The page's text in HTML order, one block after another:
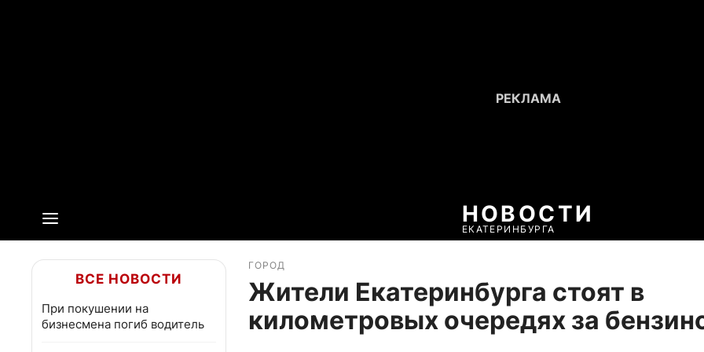
НОВОСТИ
ЕКАТЕРИНБУРГА
ВСЕ НОВОСТИ
При покушении на
бизнесмена погиб водитель
ГОРОД
Жители Екатеринбурга стоят в
километровых очередях за